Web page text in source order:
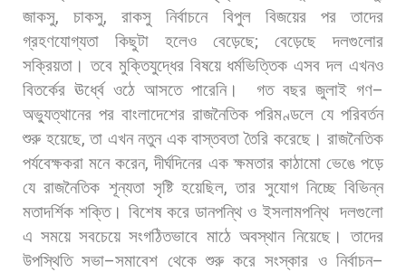
জাকসু,চাকসু,রাকসু নির্বাচনে বিপুল বিজয়ের পর
তাদের
গ্রহণযোগ্যতা
কিছুটা হলেও বেড়েছে; বেড়েছে
দলগুলোর
সক্রিয়তা। তবে মুক্তিযুদ্ধের বিষয়ে ধর্মভিত্তিক এসব দল এখনও
বিতর্কের ঊর্ধ্বে ওঠে আসতে পারেনি। গত বছর জুলাই গণ–
অভ্যুত্থানের পর বাংলাদেশের রাজনৈতিক পরিমণ্ডলে যে পরিবর্তন
শুরু হয়েছে,তা এখন নতুন এক বাস্তবতা তৈরি করেছে। রাজনৈতিক
পর্যবেক্ষকরা মনে করেন,দীর্ঘদিনের এক ক্ষমতার কাঠামো ভেঙে পড়ে
যে রাজনৈতিক শূন্যতা সৃষ্টি হয়েছিল,তার সুযোগ নিচ্ছে বিভিন্ন
মতাদর্শিক শক্তি। বিশেষ করে ডানপন্থি ও ইসলামপন্থি দলগুলো
এ সময়ে সবচেয়ে সংগঠিতভাবে মাঠে অবস্থান নিয়েছে।
তাদের
উপস্থিতি সভা–সমাবেশ থেকে শুরু করে সংস্কার ও নির্বাচন–